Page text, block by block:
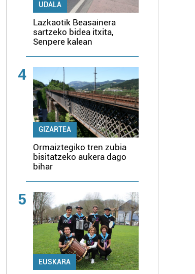
UDALA
Lazkaotik Beasainera
sartzeko bidea itxita,
Senpere kalean
4
GIZARTEA
Ormaiztegiko tren zubia
bisitatzeko aukera dago
bihar
5
EUSKARA